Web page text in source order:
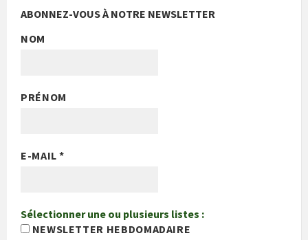
ABONNEZ-VOUS À NOTRE NEWSLETTER
NOM
PRÉNOM
E-MAIL*
Sélectionner une ou plusieurs listes :
NEWSLETTER HEBDOMADAIRE